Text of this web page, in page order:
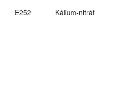
E252 Kálium-nitrát